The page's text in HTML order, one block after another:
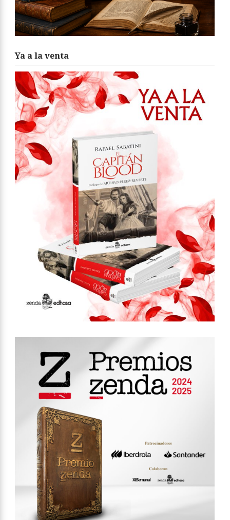
Ya a la venta